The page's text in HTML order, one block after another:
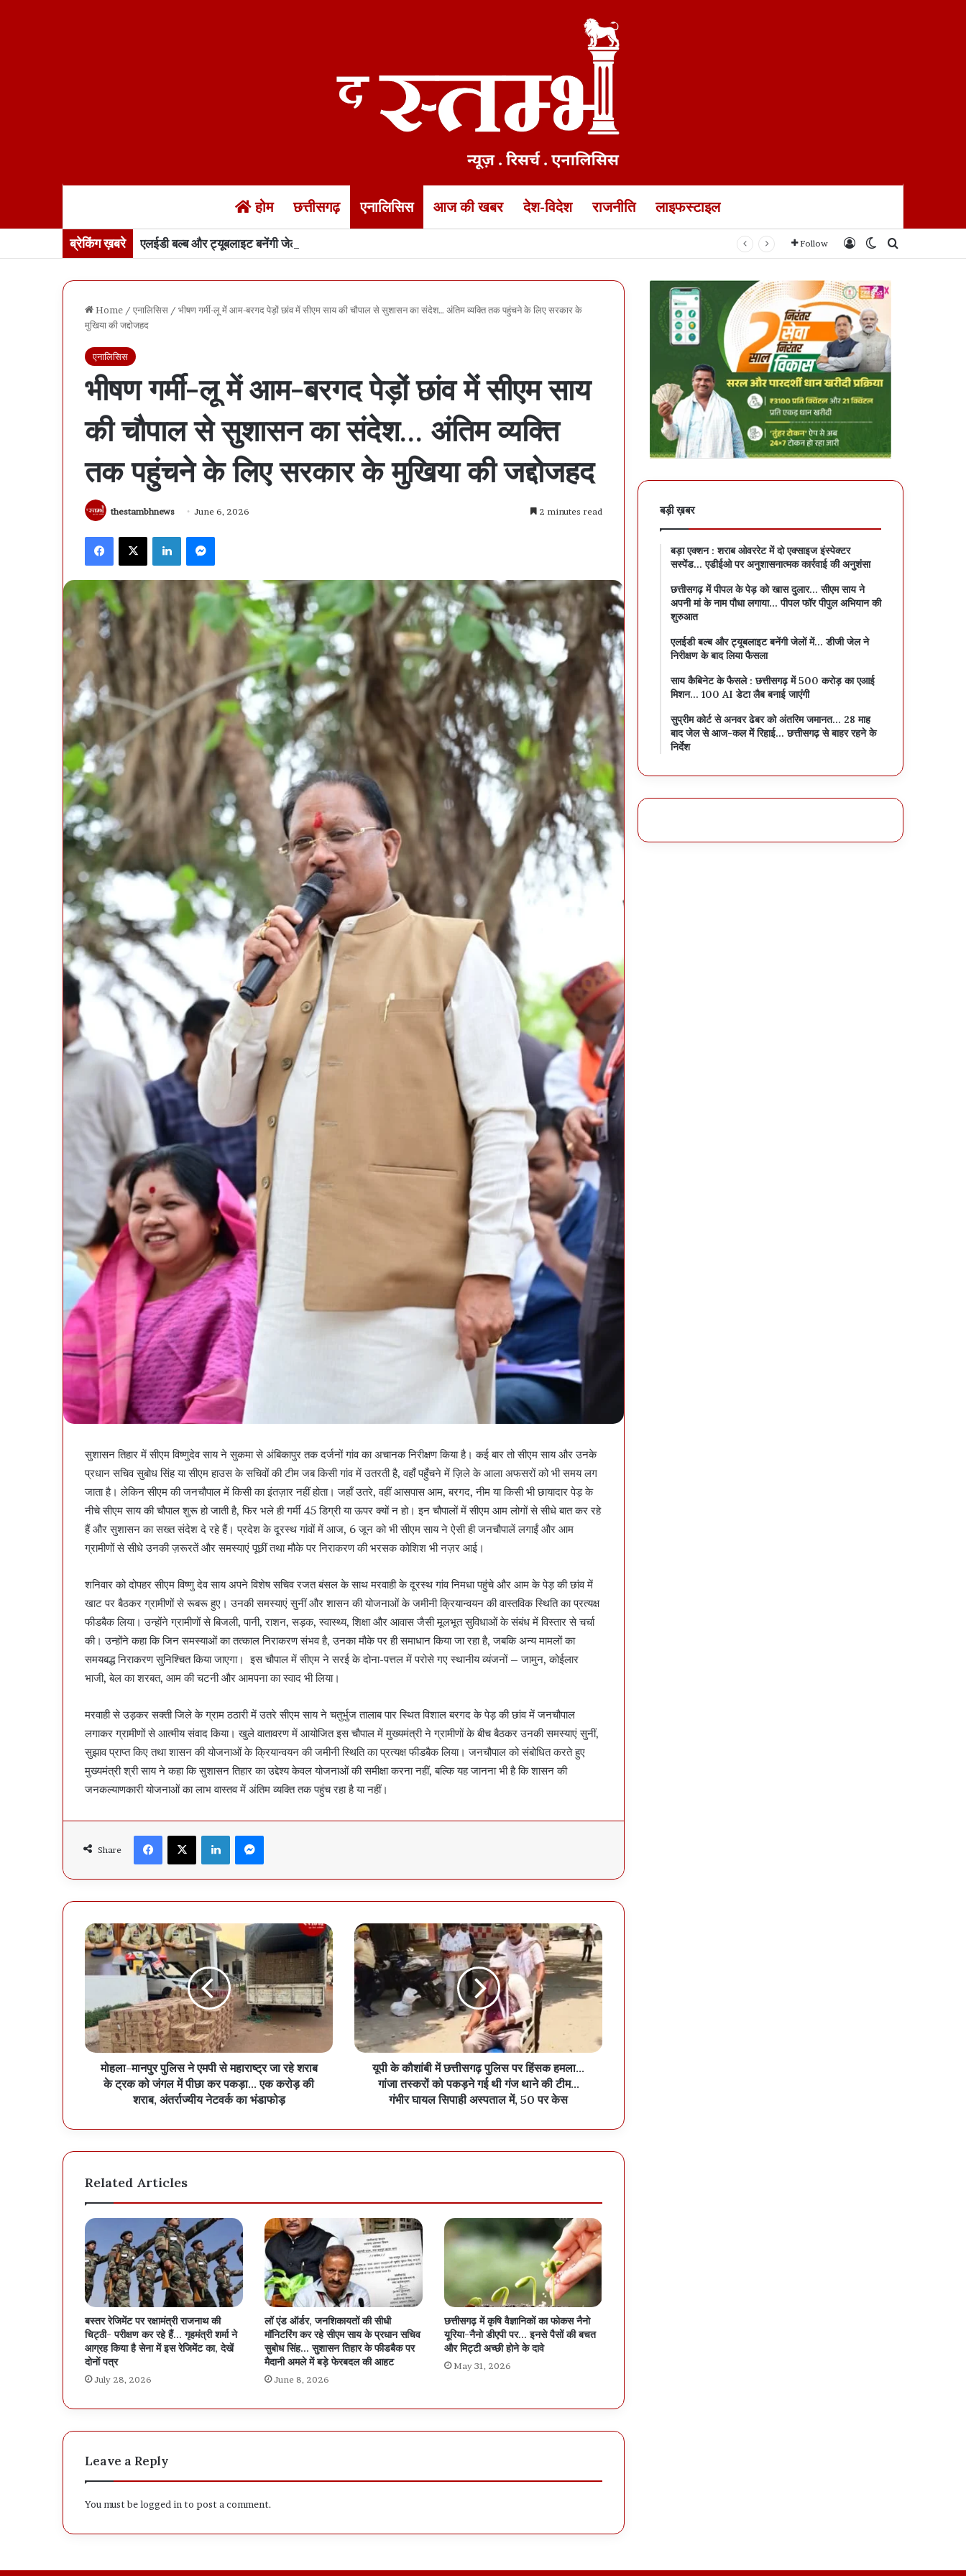
होम छत्तीसगढ़ एनालिसिस आज की खबर देश-विदेश राजनीति लाइफस्टाइल
ब्रेकिंग ख़बरे एलईडी बल्ब और ट्यूबलाइट बनेंगी जेलों में… डीजी जेल ने निरीक्षण के बाद लिया फैसला Follow Log InSwitch skin
Home / एनालिसिस / भीषण गर्मी-लू में आम-बरगद पेड़ों छांव में सीएम साय की चौपाल से सुशासन का संदेश… अंतिम व्यक्ति तक पहुंचने के लिए सरकार के
मुखिया की जद्दोजहद
एनालिसिस
भीषण गर्मी-लू में आम-बरगद पेड़ों छांव में सीएम साय
की चौपाल से सुशासन का संदेश… अंतिम व्यक्ति
तक पहुंचने के लिए सरकार के मुखिया की जद्दोजहद
thestambhnews June 6, 2026 2 minutes read
Facebook X LinkedIn
सुशासन तिहार में सीएम विष्णुदेव साय ने सुकमा से अंबिकापुर तक दर्जनों गांव का अचानक निरीक्षण किया है। कई बार तो सीएम साय और उनके
प्रधान सचिव सुबोध सिंह या सीएम हाउस के सचिवों की टीम जब किसी गांव में उतरती है, वहाँ पहुँचने में ज़िले के आला अफसरों को भी समय लग
जाता है। लेकिन सीएम की जनचौपाल में किसी का इंतज़ार नहीं होता। जहाँ उतरे, वहीं आसपास आम, बरगद, नीम या किसी भी छायादार पेड़ के
नीचे सीएम साय की चौपाल शुरू हो जाती है, फिर भले ही गर्मी 45 डिग्री या ऊपर क्यों न हो। इन चौपालों में सीएम आम लोगों से सीधे बात कर रहे
हैं और सुशासन का सख्त संदेश दे रहे हैं। प्रदेश के दूरस्थ गांवों में आज, 6 जून को भी सीएम साय ने ऐसी ही जनचौपालें लगाईं और आम
ग्रामीणों से सीधे उनकी ज़रूरतें और समस्याएं पूछीं तथा मौके पर निराकरण की भरसक कोशिश भी नज़र आई।
शनिवार को दोपहर सीएम विष्णु देव साय अपने विशेष सचिव रजत बंसल के साथ मरवाही के दूरस्थ गांव निमधा पहुंचे और आम के पेड़ की छांव में
खाट पर बैठकर ग्रामीणों से रूबरू हुए। उनकी समस्याएं सुनीं और शासन की योजनाओं के जमीनी क्रियान्वयन की वास्तविक स्थिति का प्रत्यक्ष
फीडबैक लिया। उन्होंने ग्रामीणों से बिजली, पानी, राशन, सड़क, स्वास्थ्य, शिक्षा और आवास जैसी मूलभूत सुविधाओं के संबंध में विस्तार से चर्चा
की। उन्होंने कहा कि जिन समस्याओं का तत्काल निराकरण संभव है, उनका मौके पर ही समाधान किया जा रहा है, जबकि अन्य मामलों का
समयबद्ध निराकरण सुनिश्चित किया जाएगा। इस चौपाल में सीएम ने सरई के दोना-पत्तल में परोसे गए स्थानीय व्यंजनों – जामुन, कोईलार
भाजी, बेल का शरबत, आम की चटनी और आमपना का स्वाद भी लिया।
मरवाही से उड़कर सक्ती जिले के ग्राम ठठारी में उतरे सीएम साय ने चतुर्भुज तालाब पार स्थित विशाल बरगद के पेड़ की छांव में जनचौपाल
लगाकर ग्रामीणों से आत्मीय संवाद किया। खुले वातावरण में आयोजित इस चौपाल में मुख्यमंत्री ने ग्रामीणों के बीच बैठकर उनकी समस्याएं सुनीं,
सुझाव प्राप्त किए तथा शासन की योजनाओं के क्रियान्वयन की जमीनी स्थिति का प्रत्यक्ष फीडबैक लिया। जनचौपाल को संबोधित करते हुए
मुख्यमंत्री श्री साय ने कहा कि सुशासन तिहार का उद्देश्य केवल योजनाओं की समीक्षा करना नहीं, बल्कि यह जानना भी है कि शासन की
जनकल्याणकारी योजनाओं का लाभ वास्तव में अंतिम व्यक्ति तक पहुंच रहा है या नहीं।
Share
Facebook X LinkedIn
मोहला-मानपुर पुलिस ने एमपी से महाराष्ट्र जा रहे शराब
के ट्रक को जंगल में पीछा कर पकड़ा… एक करोड़ की
शराब, अंतर्राज्यीय नेटवर्क का भंडाफोड़
यूपी के कौशांबी में छत्तीसगढ़ पुलिस पर हिंसक हमला…
गांजा तस्करों को पकड़ने गई थी गंज थाने की टीम…
गंभीर घायल सिपाही अस्पताल में, 50 पर केस
Related Articles
बस्तर रेजिमेंट पर रक्षामंत्री राजनाथ की
चिट्ठी- परीक्षण कर रहे हैं… गृहमंत्री शर्मा ने
आग्रह किया है सेना में इस रेजिमेंट का, देखें
दोनों पत्र
July 28, 2026
लॉ एंड ऑर्डर, जनशिकायतों की सीधी
मॉनिटरिंग कर रहे सीएम साय के प्रधान सचिव
सुबोध सिंह… सुशासन तिहार के फीडबैक पर
मैदानी अमले में बड़े फेरबदल की आहट
June 8, 2026
छत्तीसगढ़ में कृषि वैज्ञानिकों का फोकस नैनो
यूरिया-नैनो डीएपी पर… इनसे पैसों की बचत
और मिट्टी अच्छी होने के दावे
May 31, 2026
Leave a Reply
You must belogged in to post a comment.
बड़ी ख़बर
बड़ा एक्शन : शराब ओवररेट में दो एक्साइज इंस्पेक्टर
सस्पेंड… एडीईओ पर अनुशासनात्मक कार्रवाई की अनुशंसा
छत्तीसगढ़ में पीपल के पेड़ को खास दुलार… सीएम साय ने
अपनी मां के नाम पौधा लगाया… पीपल फॉर पीपुल अभियान की
शुरुआत
एलईडी बल्ब और ट्यूबलाइट बनेंगी जेलों में… डीजी जेल ने
निरीक्षण के बाद लिया फैसला
साय कैबिनेट के फैसले : छत्तीसगढ़ में 500 करोड़ का एआई
मिशन… 100 AI डेटा लैब बनाई जाएंगी
सुप्रीम कोर्ट से अनवर ढेबर को अंतरिम जमानत… 28 माह
बाद जेल से आज-कल में रिहाई… छत्तीसगढ़ से बाहर रहने के
निर्देश